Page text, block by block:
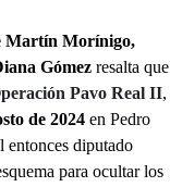
Martín Morínigo,
Gómez resalta que
Pavo Real II,
de 2024 en Pedro
entonces diputado
para ocultar los